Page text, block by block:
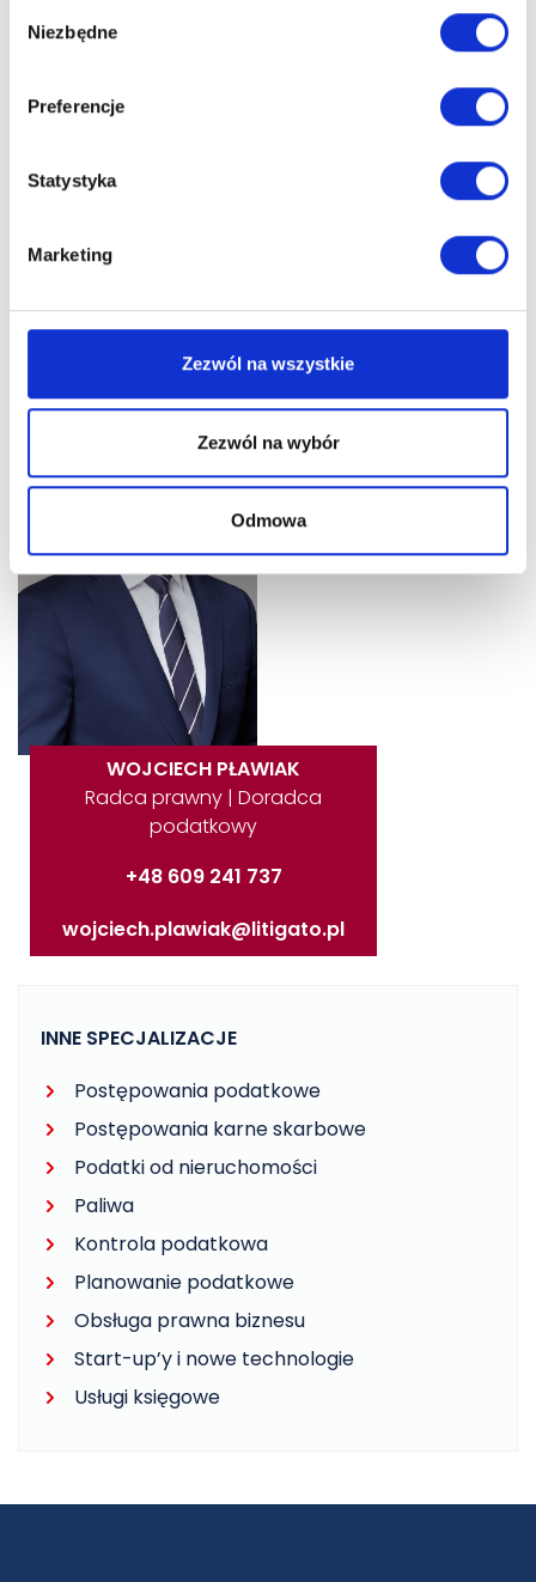
zgody
Niezbędne
Preferencje
Statystyka
Marketing
Zezwól na wszystkie
Zezwól na wybór
Odmowa
wojciech.plawiak@litigato.pl
WOJCIECH PŁAWIAK
Radca prawny | Doradca
podatkowy
+48 609 241 737
wojciech.plawiak@litigato.pl
INNE SPECJALIZACJE
Postępowania podatkowe
Postępowania karne skarbowe
Podatki od nieruchomości
Paliwa
Kontrola podatkowa
Planowanie podatkowe
Obsługa prawna biznesu
Start-up’y i nowe technologie
Usługi księgowe